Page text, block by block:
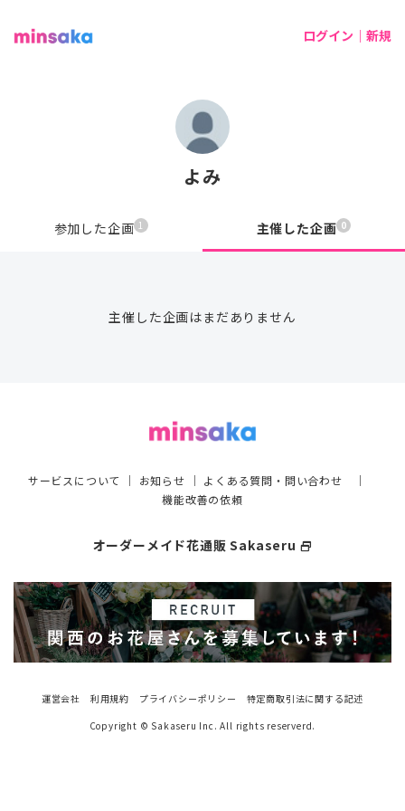
ログイン｜新規
よみ
参加した企画 1 主催した企画 0
主催した企画はまだありません
サービスについて ｜ お知らせ ｜ よくある質問・問い合わせ ｜
機能改善の依頼
オーダーメイド花通販 Sakaseru select_window
運営会社 利用規約 プライバシーポリシー
特定商取引法に関する記述
Copyright © Sakaseru Inc. All rights reserverd.